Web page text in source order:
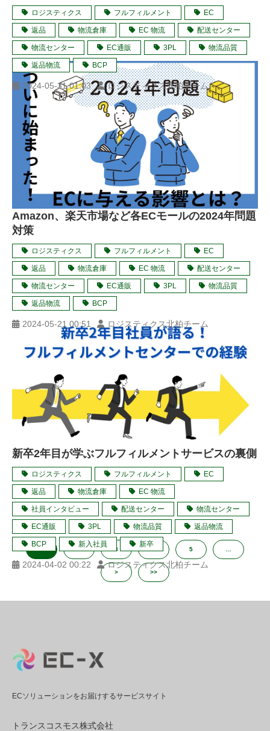
ロジスティクス フルフィルメント EC
返品 物流倉庫 EC 物流 配送センター
物流センター EC通販 3PL 物流品質
返品物流 BCP
2024-05-31 01:03 ロジスティクス北柏チーム
Amazon、楽天市場など各ECモールの2024年問題
対策
ロジスティクス フルフィルメント EC
返品 物流倉庫 EC 物流 配送センター
物流センター EC通販 3PL 物流品質
返品物流 BCP
2024-05-21 00:51 ロジスティクス北柏チーム
新卒2年目が学ぶフルフィルメントサービスの裏側
ロジスティクス フルフィルメント EC
返品 物流倉庫 EC 物流
社員インタビュー 配送センター 物流センター
EC通販 3PL 物流品質 返品物流
BCP 新入社員 新卒
2024-04-02 00:22 ロジスティクス北柏チーム
1 2 3 4 5 …
> >>
ECソリューションをお届けするサービスサイト
トランスコスモス株式会社